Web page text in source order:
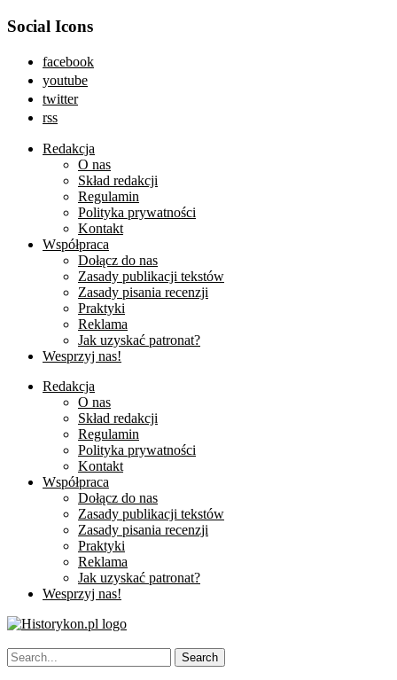
Social Icons
facebook
youtube
twitter
rss
Redakcja
O nas
Skład redakcji
Regulamin
Polityka prywatności
Kontakt
Współpraca
Dołącz do nas
Zasady publikacji tekstów
Zasady pisania recenzji
Praktyki
Reklama
Jak uzyskać patronat?
Wesprzyj nas!
Redakcja
O nas
Skład redakcji
Regulamin
Polityka prywatności
Kontakt
Współpraca
Dołącz do nas
Zasady publikacji tekstów
Zasady pisania recenzji
Praktyki
Reklama
Jak uzyskać patronat?
Wesprzyj nas!